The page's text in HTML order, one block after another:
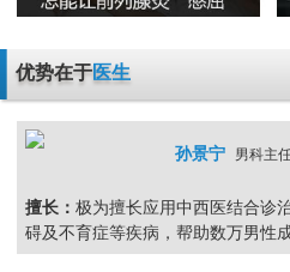
优势在于医生
孙景宁 男科主
擅长： 极为擅长应用中西医结合诊
碍及不育症等疾病，帮助数万男性